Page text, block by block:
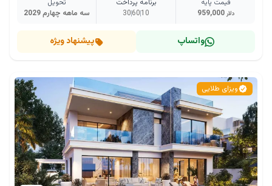
قیمت پایه
959,000 دلار
برنامه پرداخت
10
60
30
تحویل
سه ماهه چهارم 2029
واتساپ پیشنهاد ویژه
ویزای طلایی